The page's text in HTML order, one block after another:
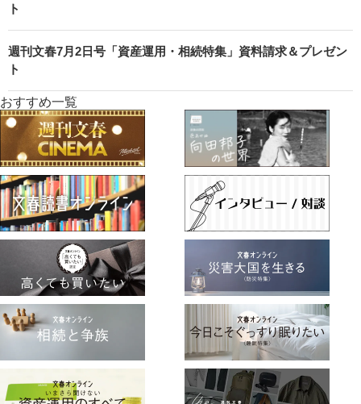
ト
週刊文春7月2日号「資産運用・相続特集」資料請求＆プレゼン
ト
おすすめ一覧